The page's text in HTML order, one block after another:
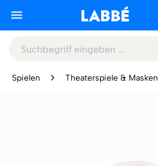
Spielen Theaterspiele & Masken